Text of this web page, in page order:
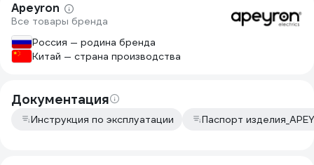
Apeyron
Все товары бренда
Россия — родина бренда
Китай — страна производства
Документация
Инструкция по эксплуатации Паспорт